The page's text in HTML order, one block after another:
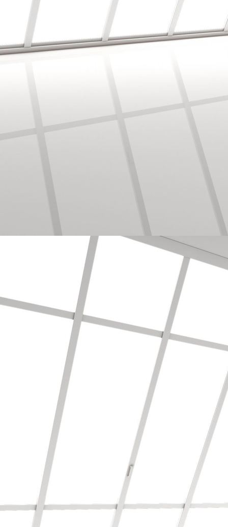
Balkon Boden mit Holz Belag verlegt